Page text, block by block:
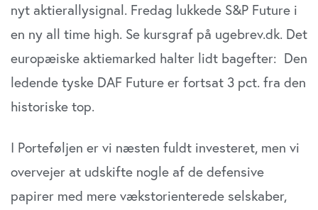
nyt aktierallysignal. Fredag lukkede S&P Future i
en ny all time high. Se kursgraf på ugebrev.dk. Det
europæiske aktiemarked halter lidt bagefter: Den
ledende tyske DAF Future er fortsat 3 pct. fra den
historiske top.
I Porteføljen er vi næsten fuldt investeret, men vi
overvejer at udskifte nogle af de defensive
papirer med mere vækstorienterede selskaber,